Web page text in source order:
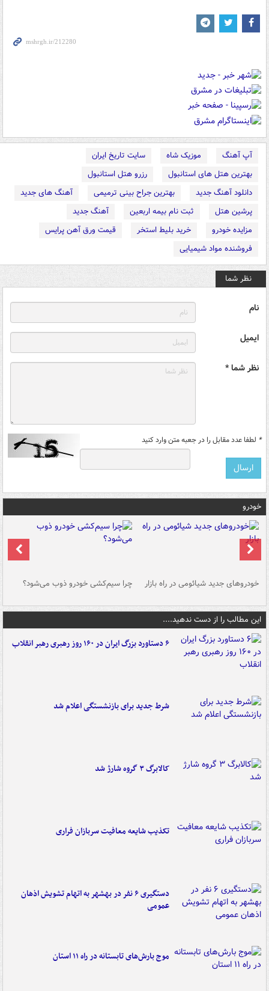
آپ آهنگ موزیک شاه
سایت تاریخ ایران
بهترین هتل های استانبول
رزرو هتل استانبول
دانلود آهنگ جدید
بهترین جراح بینی ترمیمی
آهنگ های جدید
پرشین هتل
ثبت نام بیمه اربعین
آهنگ جدید
مزایده خودرو
خرید بلیط استخر
قیمت ورق آهن پرایس
فروشنده مواد شیمیایی
نظر شما
نام
ایمیل
نظر شما *
* لطفا عدد مقابل را در جعبه متن وارد کنید
خودرو
خودروهای جدید شیائومی در راه بازار چرا سیم‌کشی خودرو ذوب می‌شود؟
این مطالب را از دست ندهید....
۶ دستاورد بزرگ ایران در ۱۶۰ روز رهبری رهبر انقلاب
شرط جدید برای بازنشستگی اعلام شد
کالابرگ ۳ گروه شارژ شد
تکذیب شایعه معافیت سربازان فراری
دستگیری ۶ نفر در بهشهر به اتهام تشویش اذهان
عمومی
موج بارش‌های تابستانه در راه ۱۱ استان